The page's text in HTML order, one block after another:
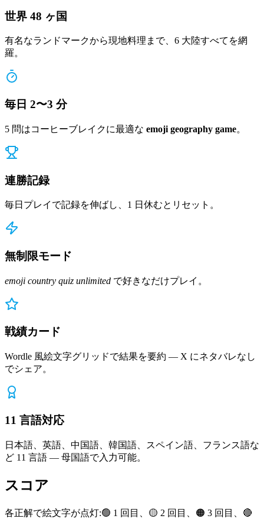
世界 48 ヶ国
有名なランドマークから現地料理まで、6 大陸すべてを網
羅。
毎日 2〜3 分
5 問はコーヒーブレイクに最適な emoji geography game。
連勝記録
毎日プレイで記録を伸ばし、1 日休むとリセット。
無制限モード
emoji country quiz unlimited で好きなだけプレイ。
戦績カード
Wordle 風絵文字グリッドで結果を要約 — X にネタバレなし
でシェア。
11 言語対応
日本語、英語、中国語、韓国語、スペイン語、フランス語な
ど 11 言語 — 母国語で入力可能。
スコア
各正解で絵文字が点灯:🟢 1 回目、🟡 2 回目、🟠 3 回目、🔴